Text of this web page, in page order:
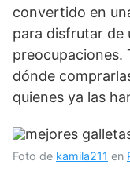
convertido en
para disfrutar de
preocupaciones.
dónde
quienes ya las
Foto de kamila211 en